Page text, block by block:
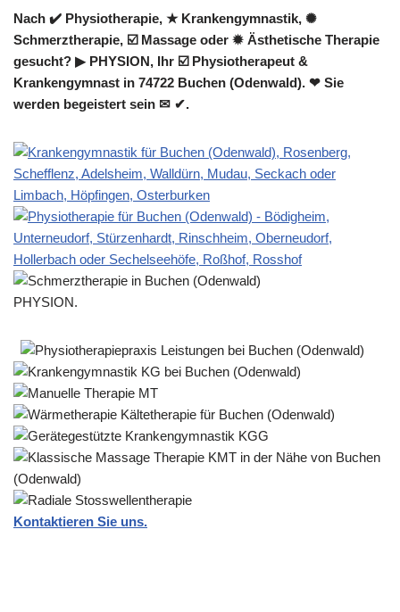
Nach ✔️ Physiotherapie, ★ Krankengymnastik, ✺
Schmerztherapie, ☑️ Massage oder ✹ Ästhetische Therapie
gesucht? ▶︎ PHYSION, Ihr ☑️ Physiotherapeut &
Krankengymnast in 74722 Buchen (Odenwald). ❤ Sie
werden begeistert sein ✉ ✔.
PHYSION.
Kontaktieren Sie uns.